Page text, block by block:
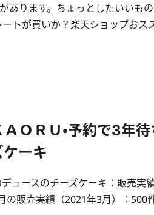
あります。ちょっとしたいいも
ートが買いか？楽天ショップおス
ＯＲＵ・予約で3年
ーキ
ュースのチーズケーキ：販売実
の販売実績（2021年3月）：500